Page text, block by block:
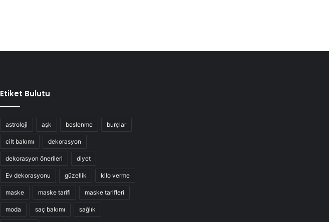
Etiket Bulutu
astroloji aşk beslenme burçlar
cilt bakımı dekorasyon
dekorasyon önerileri diyet
Ev dekorasyonu güzellik kilo verme
maske maske tarifi maske tarifleri
moda saç bakımı sağlık